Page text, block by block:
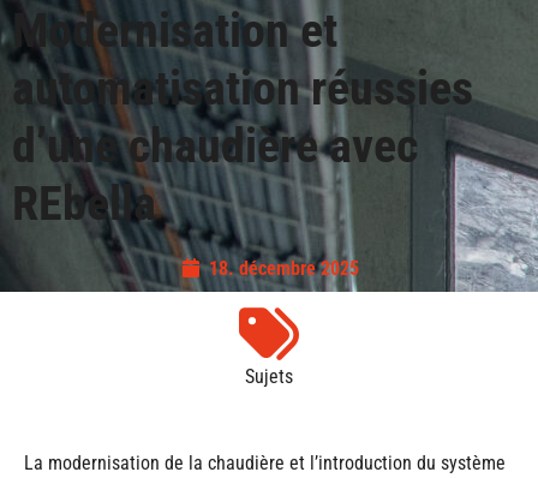
Modernisation et
automatisation réussies
d’une chaudière avec
REbella
18. décembre 2025
Sujets
La modernisation de la chaudière et l’introduction du système